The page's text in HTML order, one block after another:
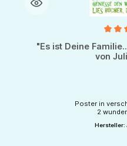
"Es ist Deine
von
Poster in
2
Hersteller: